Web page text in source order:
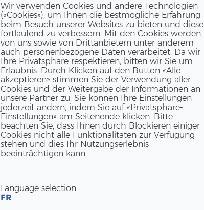
Wir verwenden Cookies und andere Technologien
(«Cookies»), um Ihnen die bestmögliche Erfahrung
beim Besuch unserer Websites zu bieten und diese
fortlaufend zu verbessern. Mit den Cookies werden
von uns sowie von Drittanbietern unter anderem
auch personenbezogene Daten verarbeitet. Da wir
Ihre Privatsphäre respektieren, bitten wir Sie um
Erlaubnis. Durch Klicken auf den Button «Alle
akzeptieren» stimmen Sie der Verwendung aller
Cookies und der Weitergabe der Informationen an
unsere Partner zu. Sie können Ihre Einstellungen
jederzeit ändern, indem Sie auf «Privatsphäre-
Einstellungen» am Seitenende klicken. Bitte
beachten Sie, dass Ihnen durch Blockieren einiger
Cookies nicht alle Funktionalitäten zur Verfügung
stehen und dies Ihr Nutzungserlebnis
beeinträchtigen kann.
Language selection
FR